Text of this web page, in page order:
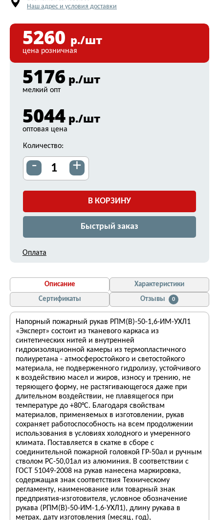
Наш адрес и условия доставки
5260 р./шт
цена розничная
5176 р./шт
мелкий опт
5044 р./шт
оптовая цена
Количество:
- +
В КОРЗИНУ
Быстрый заказ
Оплата
Описание
Характеристики
Сертификаты
Отзывы 0
Напорный пожарный рукав РПМ(В)-50-1,6-ИМ-УХЛ1
«Эксперт» состоит из тканевого каркаса из
синтетических нитей и внутренней
гидроизоляционной камеры из термопластичного
полиуретана - атмосферостойкого и светостойкого
материала, не подверженного гидролизу, устойчивого
к воздействию масел и жиров, износу и трению, не
теряющего форму, не растягивающегося даже при
длительном воздействии, не плавящегося при
температуре до +80°С. Благодаря свойствам
материалов, применяемых в изготовлении, рукав
сохраняет работоспособность на всем продолжении
использования в условиях холодного и умеренного
климата. Поставляется в скатке в сборе с
соединительной пожарной головкой ГР-50ал и ручным
стволом РС-50,01ал из алюминия. В соответствии с
ГОСТ 51049-2008 на рукав нанесена маркировка,
содержащая знак соответствия Техническому
регламенту, наименование или товарный знак
предприятия-изготовителя, условное обозначение
рукава (РПМ(В)-50-ИМ-1,6-УХЛ1), длину рукава в
метрах, дату изготовления (месяц, год),